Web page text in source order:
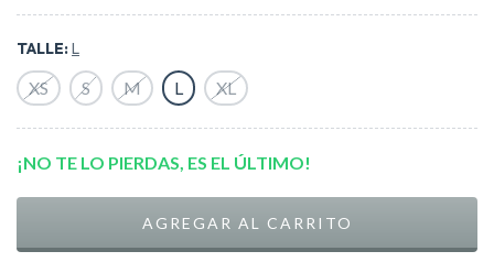
TALLE:L
XS S M L XL
¡NO TE LO PIERDAS, ES EL ÚLTIMO!